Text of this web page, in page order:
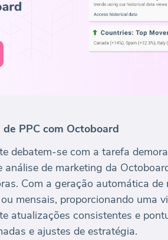
PPC com Octoboard
debatem-se com a tarefa
de marketing da
Com a geração automática
mensais, proporcionando uma
atualizações consistentes e
e ajustes de estratégia.